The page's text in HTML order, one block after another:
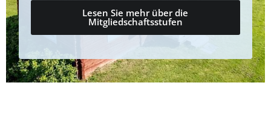
Lesen Sie mehr über die
Mitgliedschaftsstufen